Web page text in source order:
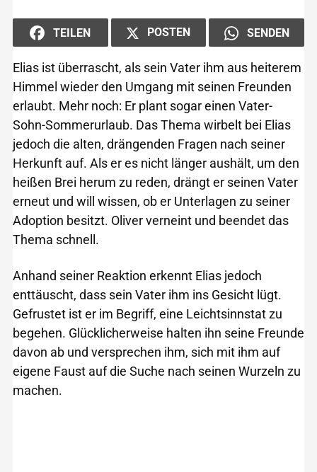
TEILEN POSTEN SENDEN
Elias ist überrascht, als sein Vater ihm aus heiterem
Himmel wieder den Umgang mit seinen Freunden
erlaubt. Mehr noch: Er plant sogar einen Vater-
Sohn-Sommerurlaub. Das Thema wirbelt bei Elias
jedoch die alten, drängenden Fragen nach seiner
Herkunft auf. Als er es nicht länger aushält, um den
heißen Brei herum zu reden, drängt er seinen Vater
erneut und will wissen, ob er Unterlagen zu seiner
Adoption besitzt. Oliver verneint und beendet das
Thema schnell.
Anhand seiner Reaktion erkennt Elias jedoch
enttäuscht, dass sein Vater ihm ins Gesicht lügt.
Gefrustet ist er im Begriff, eine Leichtsinnstat zu
begehen. Glücklicherweise halten ihn seine Freunde
davon ab und versprechen ihm, sich mit ihm auf
eigene Faust auf die Suche nach seinen Wurzeln zu
machen.